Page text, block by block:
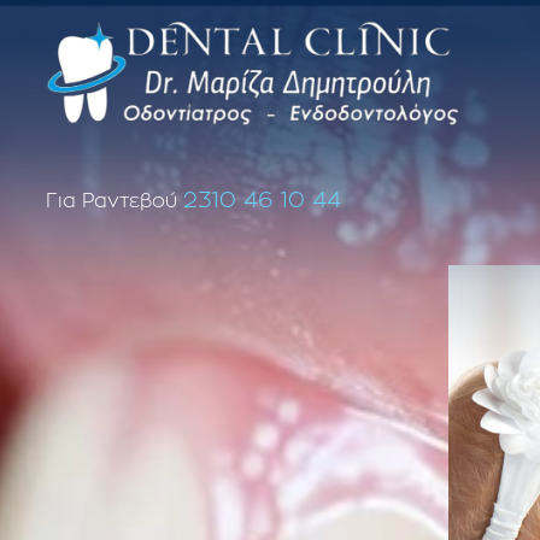
Για Ραντεβού 2310 46 10 44